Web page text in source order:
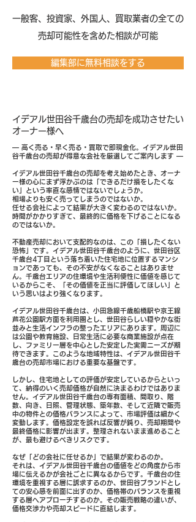
​一般客、投資家、外国人、買取業者の全ての
売却可能性を含めた相談が可能
編集部に無料相談をする
イデアル世田谷千歳台の売却を成功させたい
オーナー様へ
― 高く売る・早く売る・買取で即現金化。イデアル世田
谷千歳台の売却が得意な会社を厳選してご案内します ―
イデアル世田谷千歳台の売却を考え始めたとき、オーナ
ー様の心にまず浮かぶのは「できるだけ損をしたくな
い」という率直な感情ではないでしょうか。
相場よりも安く売ってしまうのではないか。
任せる会社によって結果が大きく変わるのではないか。
時間がかかりすぎて、最終的に価格を下げることになる
のではないか。
不動産売却において支配的なのは、この「損したくない
恐怖」です。イデアル世田谷千歳台のように、世田谷区
千歳台4丁目という落ち着いた住宅地に位置するマンシ
ョンであっても、その不安がなくなることはありませ
ん。千歳台エリアの住環境や生活利便性に価値を感じて
いるからこそ、「その価値を正当に評価してほしい」と
いう思いはより強くなります。
イデアル世田谷千歳台は、小田急線千歳船橋駅や京王線
芦花公園駅方面を利用圏とし、世田谷らしい穏やかな街
並みと生活インフラの整ったエリアにあります。周辺に
は公園や教育施設、日常生活に必要な商業施設が点在
し、ファミリー層を中心とした安定した実需ニーズが期
待できます。このような地域特性は、イデアル世田谷千
歳台の売却市場における重要な基盤です。
しかし、住宅地としての評価が安定しているからといっ
て、納得のいく売却価格が自然に決まるわけではありま
せん。イデアル世田谷千歳台の専有面積、間取り、階
数、向き、日照、管理状態、築年数、そして近隣で販売
中の物件との価格バランスによって、市場評価は細かく
変動します。価格設定を誤れば反響が鈍り、売却期間や
最終価格に影響が出ます。整理されないまま進めること
が、最も避けるべきリスクです。
なぜ「どの会社に任せるか」で結果が変わるのか。
それは、イデアル世田谷千歳台の価値をどの角度から市
場に伝えるかが会社ごとに異なるからです。千歳台の住
環境を重視する層に訴求するのか、世田谷ブランドとし
ての安心感を前面に出すのか、価格帯のバランスを重視
する層へアプローチするのか。その販売戦略の違いが、
価格交渉力や売却スピードに直結します。